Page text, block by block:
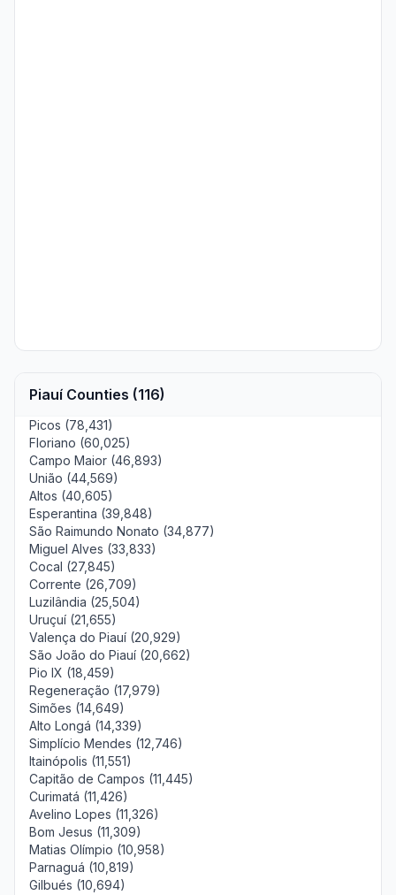
Piauí Counties (116)
Picos (78,431)
Floriano (60,025)
Campo Maior (46,893)
União (44,569)
Altos (40,605)
Esperantina (39,848)
São Raimundo Nonato (34,877)
Miguel Alves (33,833)
Cocal (27,845)
Corrente (26,709)
Luzilândia (25,504)
Uruçuí (21,655)
Valença do Piauí (20,929)
São João do Piauí (20,662)
Pio IX (18,459)
Regeneração (17,979)
Simões (14,649)
Alto Longá (14,339)
Simplício Mendes (12,746)
Itainópolis (11,551)
Capitão de Campos (11,445)
Curimatá (11,426)
Avelino Lopes (11,326)
Bom Jesus (11,309)
Matias Olímpio (10,958)
Parnaguá (10,819)
Gilbués (10,694)